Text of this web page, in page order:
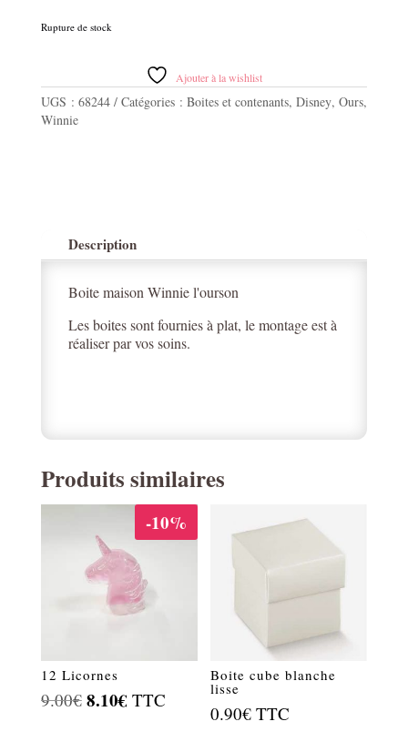
Rupture de stock
Ajouter à la wishlist
UGS : 68244 Catégories : Boites et contenants, Disney, Ours,
Winnie
Description
Boite maison Winnie l'ourson
Les boites sont fournies à plat, le montage est à
réaliser par vos soins.
Produits similaires
-10%
12 Licornes
9.00€ Le
8.10€Le
TTC
Boite cube blanche
lisse
0.90€ TTC